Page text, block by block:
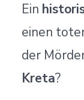
Ein
einen
der
Kreta?